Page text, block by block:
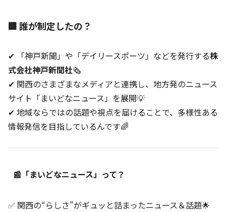
🏢 誰が制定したの？
✔ 「神戸新聞」や「デイリースポーツ」などを発行する株
式会社神戸新聞社🗞️
✔ 関西のさまざまなメディアと連携し、地方発のニュース
サイト「まいどなニュース」を展開💡
✔ 地域ならではの話題や視点を届けることで、多様性ある
情報発信を目指しているんです🌈
📰「まいどなニュース」って？
✅ 関西の“らしさ”がギュッと詰まったニュース＆話題🌟